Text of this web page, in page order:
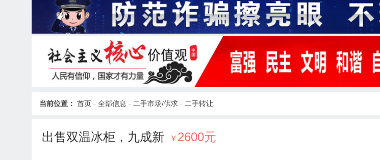
当前位置： 首页 - 全部信息 - 二手市场/供求 - 二手转让
出售双温冰柜，九成新 ￥ 2600元